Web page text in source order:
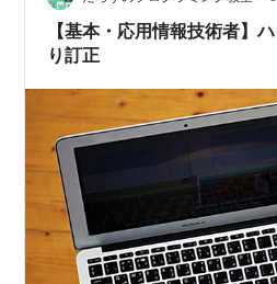
【基本・応用情報技術者】
り訂正